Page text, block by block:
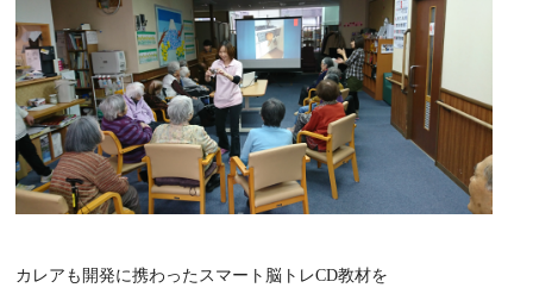
カレアも開発に携わったスマート脳トレCD教材を